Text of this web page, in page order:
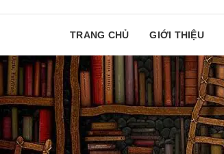
TRANG CHỦ GIỚI THIỆU